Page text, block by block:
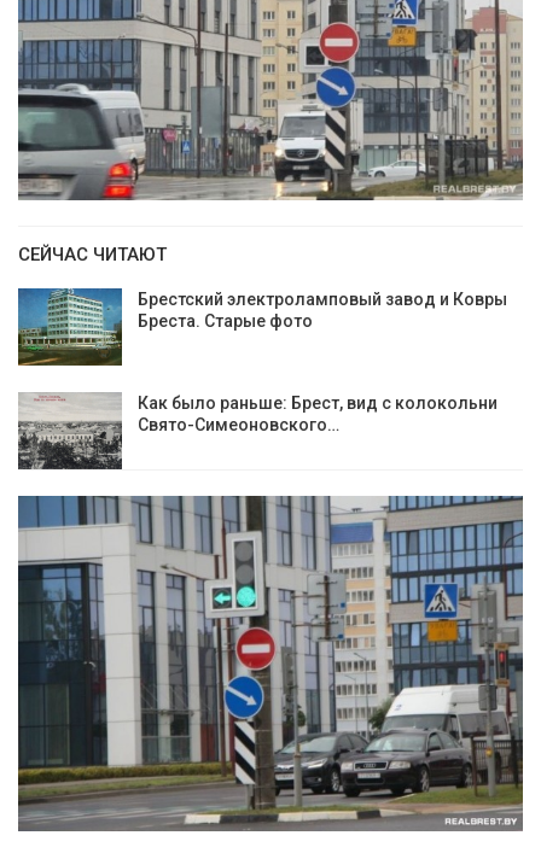
СЕЙЧАС ЧИТАЮТ
Брестский электроламповый завод и Ковры
Бреста. Старые фото
Как было раньше: Брест, вид с колокольни
Cвято-Симеоновского…